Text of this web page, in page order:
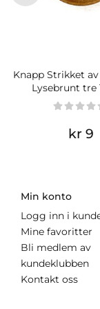
Knapp Strikket
Lysebrunt tre
kr 9
Min konto
Logg inn i
Mine favoritter
Bli medlem av
kundeklubben
Kontakt oss